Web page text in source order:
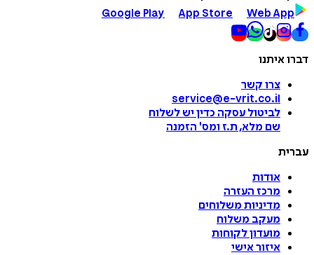
Google Play
App Store Web App
דברו איתנו
צרו קשר
service@e-vrit.co.il
לביטול עסקה כדין יש לשלוח
שם מלא, ת.ז ומס' הזמנה
עברית
אודות
מרכז העזרה
מדיניות משלוחים
מעקב משלוח
מועדון לקוחות
איזור אישי